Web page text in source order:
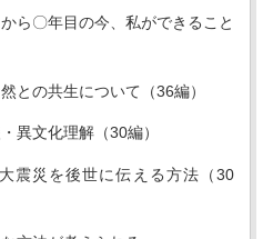
ら〇年目の今、私ができること
との共生について（36編）
異文化理解（30編）
震災を後世に伝える方法（30